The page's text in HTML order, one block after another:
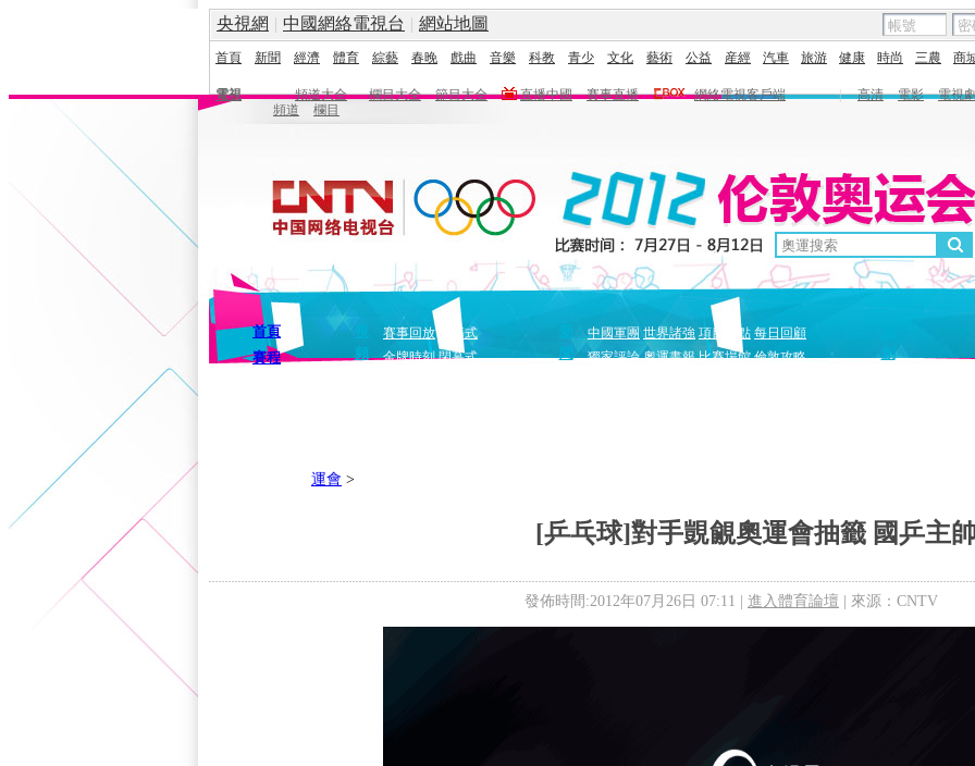
央視網 | 中國網絡電視台 | 網站地圖
首頁 新聞 經濟 體育 綜藝 春晚 戲曲 音樂 科教 青少 文化 藝術 公益 産經 汽車 旅游 健康 時尚 三農 商
電視 頻道大全 欄目大全 節目大全 直播中國 賽事直播 網絡電視客戶端 | 高清 電影
電視
頻道
欄目
首頁
賽程
頻
賽事回放
開幕式
金牌時刻 閉幕式
中國軍團 世界諸強 項目盤點 每日回顧
獨家評論 奧運畫報 比賽場館 倫敦攻略
創
運會 >
[乒乓球]對手覬覦奧運會抽籤 國乒主
發佈時間:2012年07月26日 07:11 | 進入體育論壇 | 來源：CNTV